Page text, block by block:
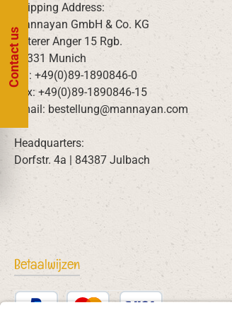
Shipping Address:
Mannayan GmbH & Co. KG
Unterer Anger 15 Rgb.
80331 Munich
Tel: +49(0)89-1890846-0
Fax: +49(0)89-1890846-15
Email: bestellung@mannayan.com
Headquarters:
Dorfstr. 4a | 84387 Julbach
Betaalwijzen
Contact us